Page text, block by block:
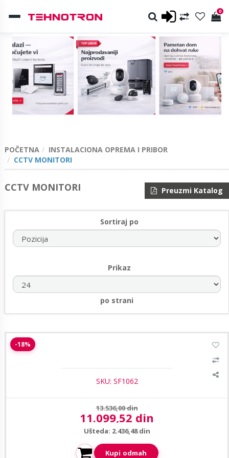
0
POČETNA
INSTALACIONA OPREMA I PRIBOR
CCTV MONITORI
CCTV MONITORI Preuzmi Katalog
Sortiraj po
Prikaz
po strani
-18%
Safire SF-MNT22-FHD-V3 Profesionalni FullHD LED 22 inca
SKU: SF1062
Prethodna cena:
13.536,00 din
Aktuelna cena:
11.099,52 din
Ušteda: 2.436,48 din
Kupi odmah